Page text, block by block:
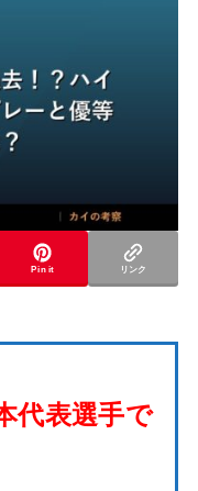
Pin it リンク
代表選手で